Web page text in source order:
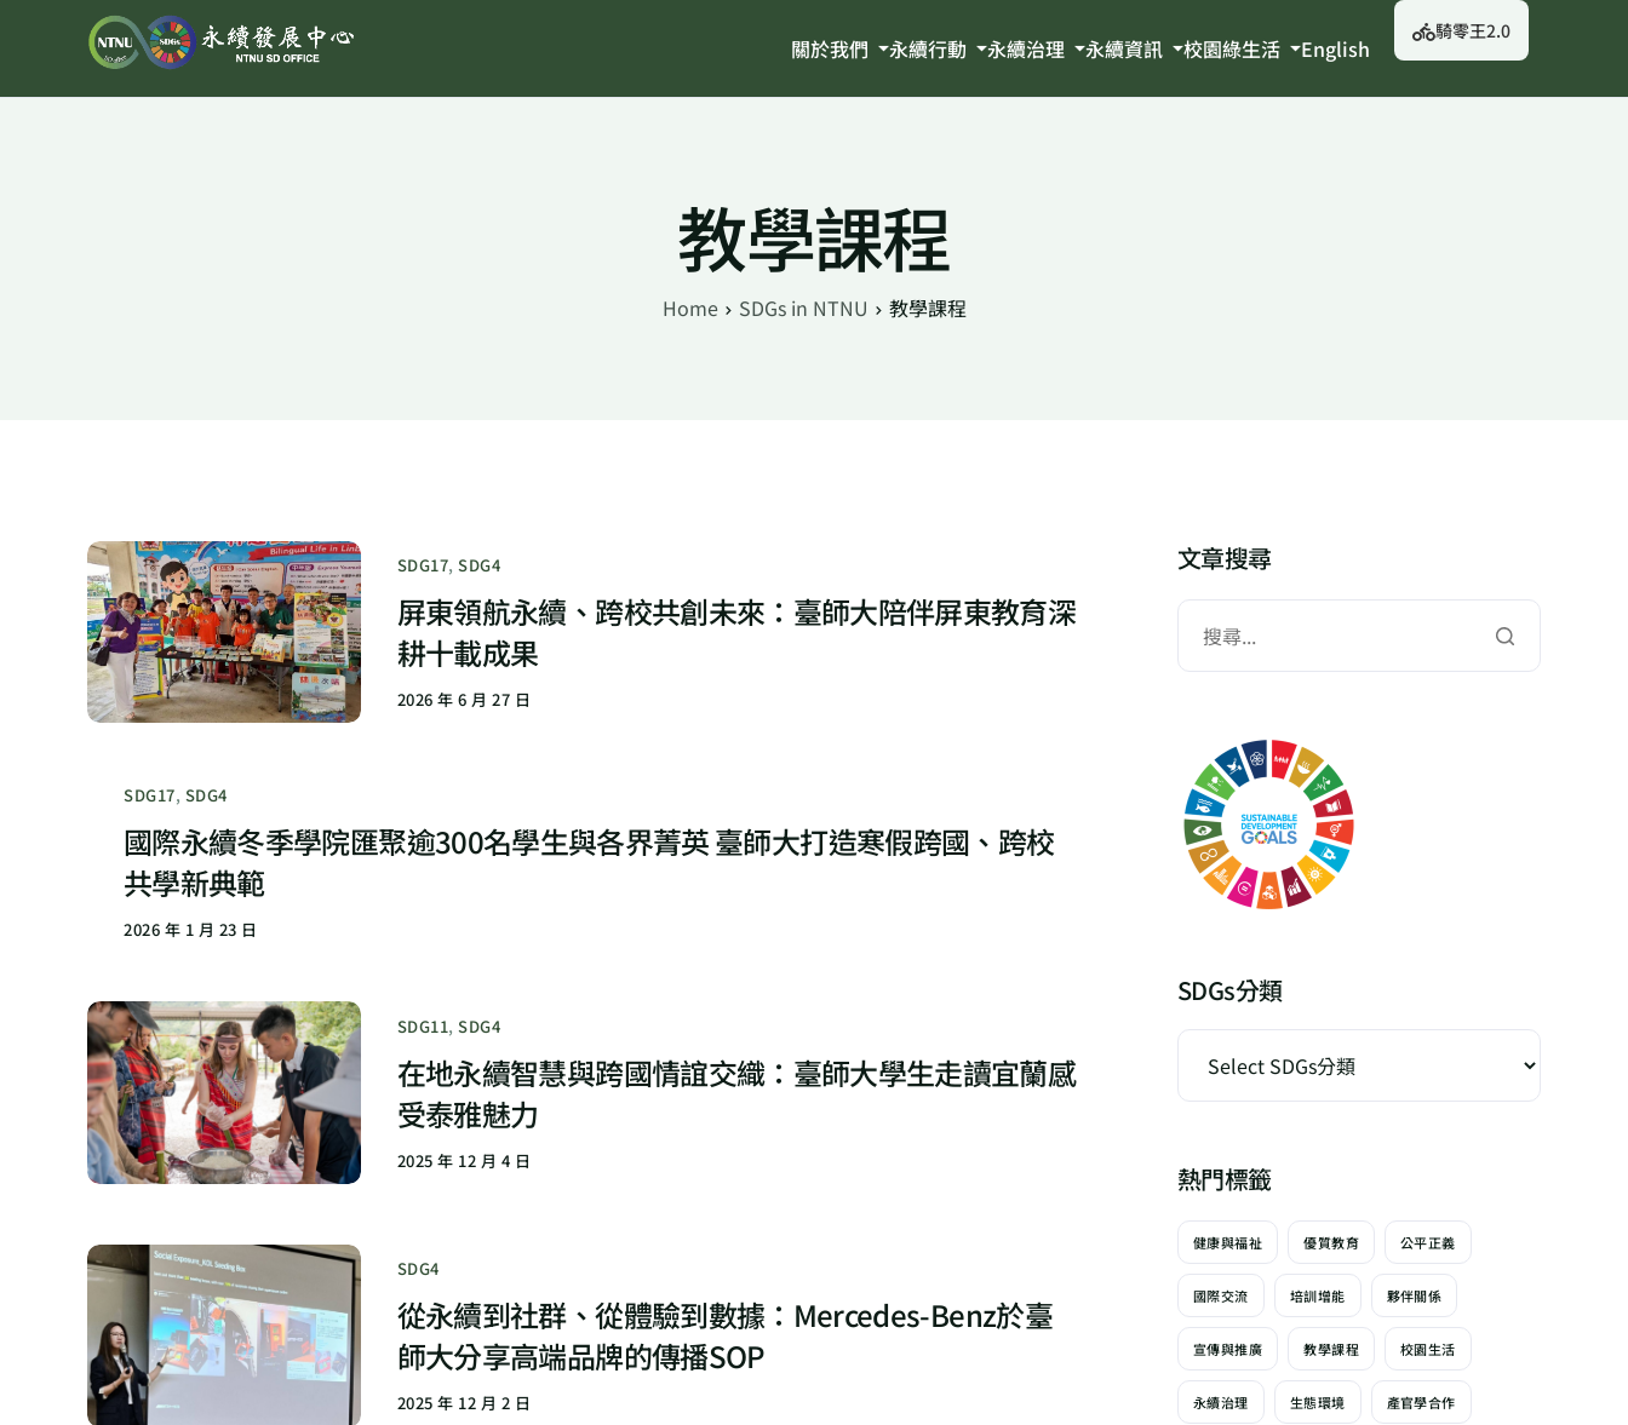
關於我們 永續行動 永續治理 永續資訊 校園綠生活 English
騎零王2.0
教學課程
Home SDGs in NTNU 教學課程
SDG17,SDG4
屏東領航永續、跨校共創未來：臺師大陪伴屏東教育深
耕十載成果
2026 年 6 月 27 日
SDG17, SDG4
國際永續冬季學院匯聚逾300名學生與各界菁英 臺師大打造寒假跨國、跨校
共學新典範
2026 年 1 月 23 日
SDG11,SDG4
在地永續智慧與跨國情誼交織：臺師大學生走讀宜蘭感
受泰雅魅力
2025 年 12 月 4 日
SDG4
從永續到社群、從體驗到數據：Mercedes-Benz於臺
師大分享高端品牌的傳播SOP
2025 年 12 月 2 日
文章搜尋
SDGs分類
熱門標籤
健康與福祉 優質教育 公平正義
國際交流 培訓增能 夥伴關係
宣傳與推廣 教學課程 校園生活
永續治理 生態環境 產官學合作